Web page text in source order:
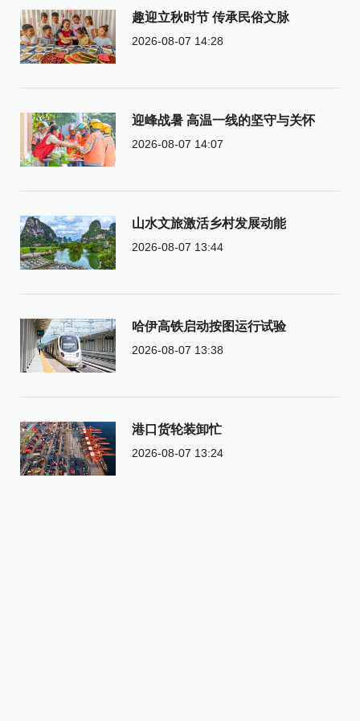
趣迎立秋时节 传承民俗文脉
2026-08-07 14:28
迎峰战暑 高温一线的坚守与关怀
2026-08-07 14:07
山水文旅激活乡村发展动能
2026-08-07 13:44
哈伊高铁启动按图运行试验
2026-08-07 13:38
港口货轮装卸忙
2026-08-07 13:24